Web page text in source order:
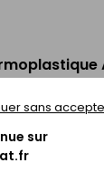
sur
sans
rouleau